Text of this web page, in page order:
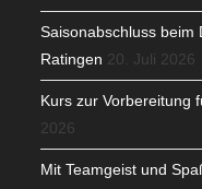
Saisonabschluss beim
Ratingen 20. Juli 2026
Kurs zur Vorbereitung
2026
Mit Teamgeist und